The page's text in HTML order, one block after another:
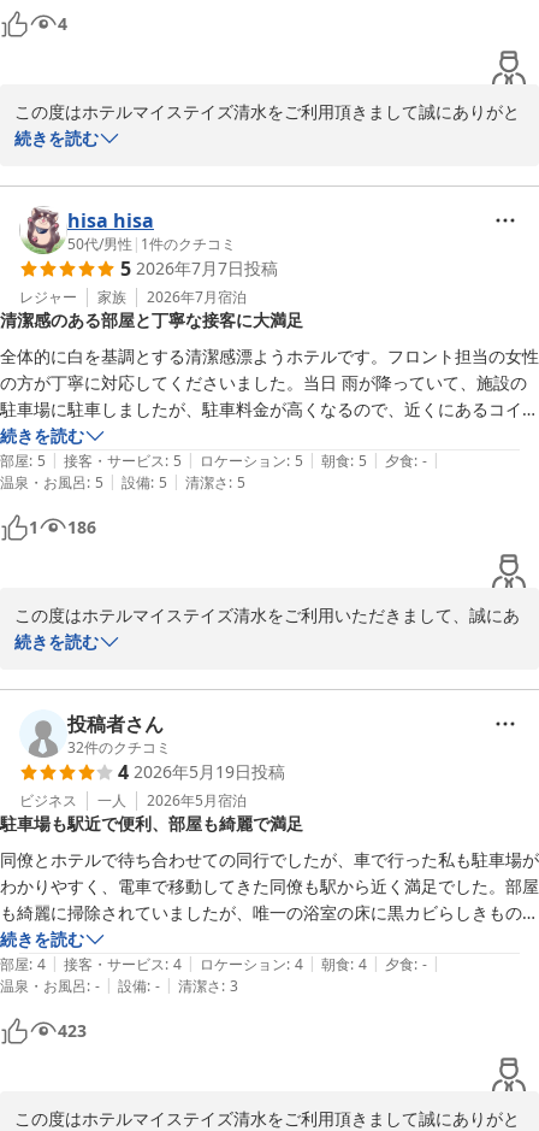
4
この度はホテルマイステイズ清水をご利用頂きまして誠にありがと
うございます。
アメニティや館内の設備に関してもお褒めの言葉を頂き、光栄にご
ざいます。
客室からは清水港の景色や富士山をご覧頂けます。
お客様のまたのご利用を心よりお待ちしております。
ホテルマイステイズ清水　フロント
ホテルマイステイズ清水
2026-08-07
続きを読む
hisa hisa
50代/男性 | 1件のクチコミ
5 2026年7月7日投稿
レジャー 家族 2026年7月宿泊
清潔感のある部屋と丁寧な接客に大満足
全体的に白を基調とする清潔感漂ようホテルです。フロント担当の女性
の方が丁寧に対応してくださいました。当日 雨が降っていて、施設の
駐車場に駐車しましたが、駐車料金が高くなるので、近くにあるコイン
パーキングの案内もしてくださいました。朝食時では、食事担当の女性
の方が、丁寧に対応してくださいました。
部屋も綺麗に清掃してあり、お風呂は湯船が大きくリラックスして入る
ことができました。シャワーヘッドも快適なものが付いていて、とても
良かったです。
駅の近くであることから、夜中でも電車の音が聞こえるので、音に敏感
な方はおすすめしません。
夫婦で利用させていただきましたが、日頃の疲れを忘れさせてくれる旅
続きを読む
部屋: 5 | 接客・サービス: 5 | ロケーション: 5 | 朝食: 5 | 夕食: - |
温泉・お風呂: 5 | 設備: 5 | 清潔さ: 5
1 186
この度はホテルマイステイズ清水をご利用いただきまして、誠にあ
りがとうございます。
フロントスタッフや朝食スタッフの対応につきまして、お褒めのお
言葉をいただき、大変嬉しく拝読いたしました。
また、近隣コインパーキングのご案内がお役に立てたようで何より
でございます。
お部屋の清掃や浴室につきましてもご満足いただけたとのこと、特
に広めの浴槽やシャワーヘッドでゆったりとお過ごしいただけたご
様子を伺い、安心いたしました。さらに、朝食につきましてもお気
に召していただけたことは、スタッフ一同の励みとなります。
一方で、当ホテルは駅に近い立地のため、時間帯によっては電車の
走行音が気になる場合がございます。ご不便をおかけすることもご
ざいますが、貴重なご意見をお寄せいただきありがとうございま
す。可能な限り静かなお部屋をご希望の場合は、ご予約状況にもよ
りますが線路と反対側のお部屋をご用意できる場合もございますの
で、お気軽にお問い合わせください。
続きを読む
投稿者さん
32件のクチコミ
4 2026年5月19日投稿
ビジネス 一人 2026年5月宿泊
駐車場も駅近で便利、部屋も綺麗で満足
同僚とホテルで待ち合わせての同行でしたが、車で行った私も駐車場が
わかりやすく、電車で移動してきた同僚も駅から近く満足でした。部屋
も綺麗に掃除されていましたが、唯一の浴室の床に黒カビらしきものが
数カ所あったのが残念でした。他が良かったので逆に目についてしま
い、そこが原点ポイントでした。
続きを読む
部屋: 4 | 接客・サービス: 4 | ロケーション: 4 | 朝食: 4 | 夕食: - |
温泉・お風呂: - | 設備: - | 清潔さ: 3
423
この度はホテルマイステイズ清水をご利用頂きまして誠にありがと